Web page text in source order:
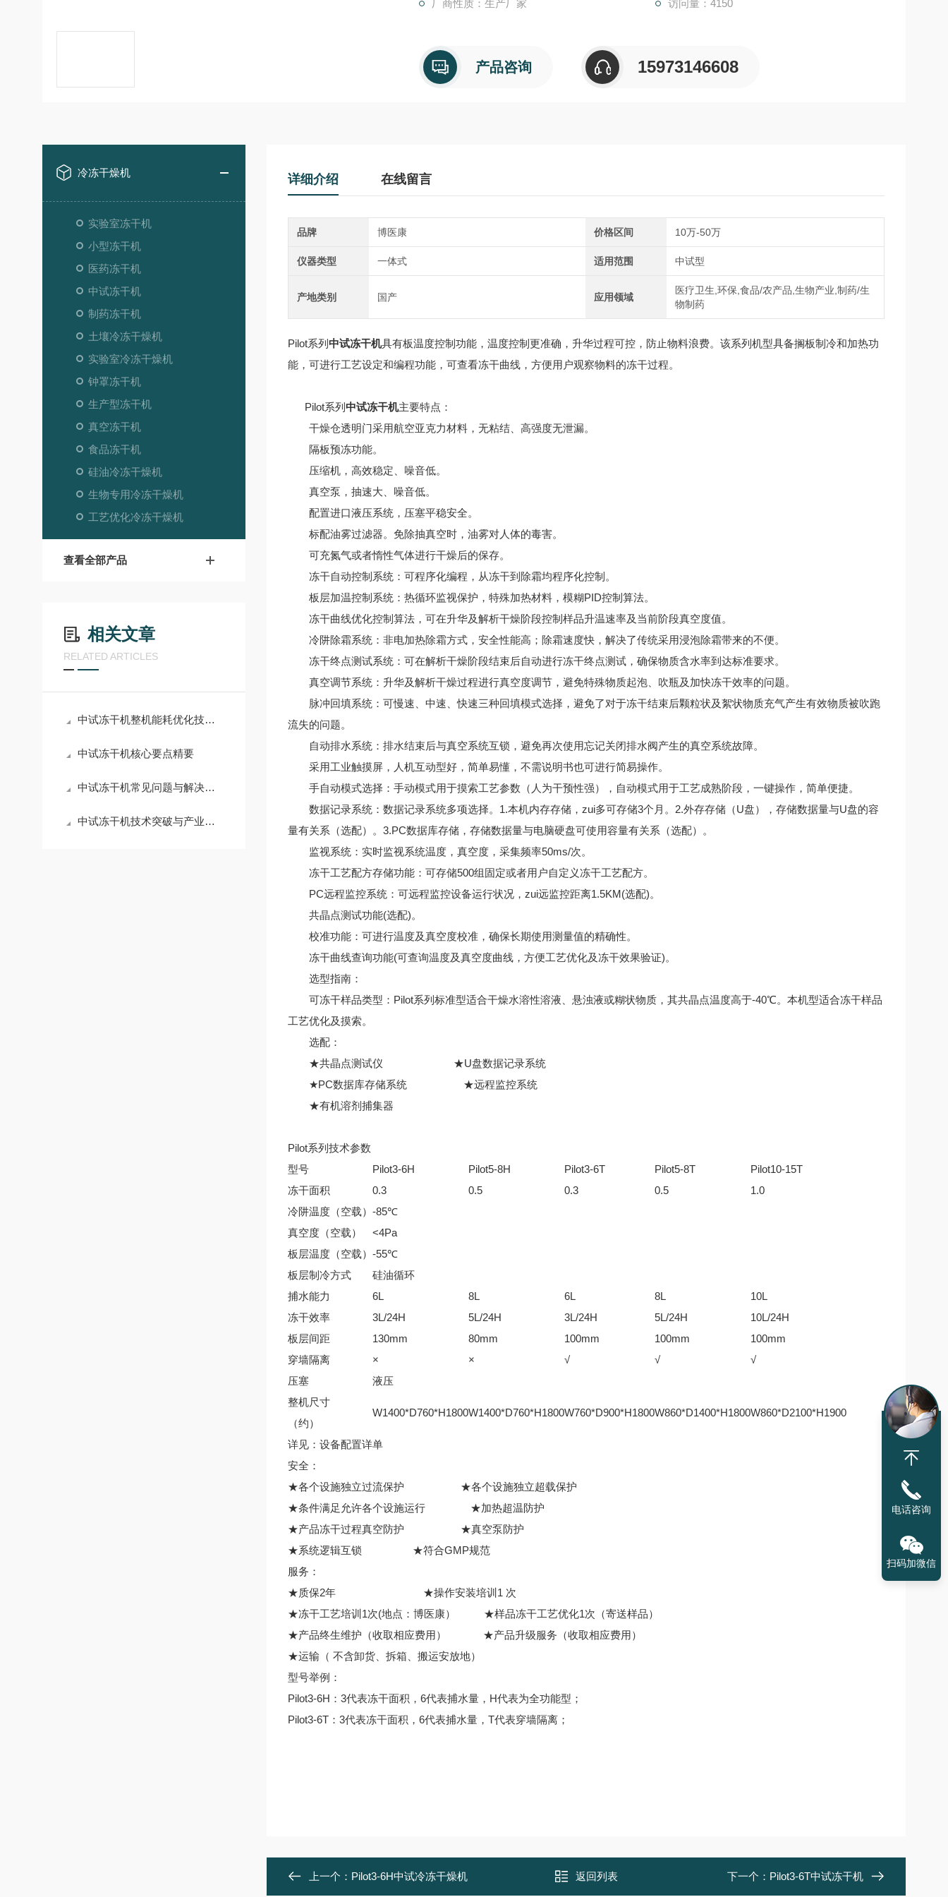
厂商性质：生产厂家 访问量：4150
产品咨询 15973146608
冷冻干燥机
实验室冻干机
小型冻干机
医药冻干机
中试冻干机
制药冻干机
土壤冷冻干燥机
实验室冷冻干燥机
钟罩冻干机
生产型冻干机
真空冻干机
食品冻干机
硅油冷冻干燥机
生物专用冷冻干燥机
工艺优化冷冻干燥机
查看全部产品
相关文章
RELATED ARTICLES
中试冻干机整机能耗优化技术分析
中试冻干机核心要点精要
中试冻干机常见问题与解决方案
中试冻干机技术突破与产业应用新篇章
详细介绍 在线留言
品牌 博医康 价格区间 10万-50万
仪器类型 一体式 适用范围 中试型
产地类别 国产 应用领域
医疗卫生,环保,食品/农产品,生物产业,制药/生
物制药
Pilot系列 中试冻干机具有板温度控制功能，温度控制更准确，升华过程可控，防止物料浪费。该系列机型具备搁板制冷和加热功
能，可进行工艺设定和编程功能，可查看冻干曲线，方便用户观察物料的冻干过程。
Pilot系列 中试冻干机主要特点：
干燥仓透明门采用航空亚克力材料，无粘结、高强度无泄漏。
隔板预冻功能。
压缩机，高效稳定、噪音低。
真空泵，抽速大、噪音低。
配置进口液压系统，压塞平稳安全。
标配油雾过滤器。免除抽真空时，油雾对人体的毒害。
可充氮气或者惰性气体进行干燥后的保存。
冻干自动控制系统：可程序化编程，从冻干到除霜均程序化控制。
板层加温控制系统：热循环监视保护，特殊加热材料，模糊PID控制算法。
冻干曲线优化控制算法，可在升华及解析干燥阶段控制样品升温速率及当前阶段真空度值。
冷阱除霜系统：非电加热除霜方式，安全性能高；除霜速度快，解决了传统采用浸泡除霜带来的不便。
冻干终点测试系统：可在解析干燥阶段结束后自动进行冻干终点测试，确保物质含水率到达标准要求。
真空调节系统：升华及解析干燥过程进行真空度调节，避免特殊物质起泡、吹瓶及加快冻干效率的问题。
脉冲回填系统：可慢速、中速、快速三种回填模式选择，避免了对于冻干结束后颗粒状及絮状物质充气产生有效物质被吹跑
流失的问题。
自动排水系统：排水结束后与真空系统互锁，避免再次使用忘记关闭排水阀产生的真空系统故障。
采用工业触摸屏，人机互动型好，简单易懂，不需说明书也可进行简易操作。
手自动模式选择：手动模式用于摸索工艺参数（人为干预性强），自动模式用于工艺成熟阶段，一键操作，简单便捷。
数据记录系统：数据记录系统多项选择。1.本机内存存储，zui多可存储3个月。2.外存存储（U盘），存储数据量与U盘的容
量有关系（选配）。3.PC数据库存储，存储数据量与电脑硬盘可使用容量有关系（选配）。
监视系统：实时监视系统温度，真空度，采集频率50ms/次。
冻干工艺配方存储功能：可存储500组固定或者用户自定义冻干工艺配方。
PC远程监控系统：可远程监控设备运行状况，zui远监控距离1.5KM(选配)。
共晶点测试功能(选配)。
校准功能：可进行温度及真空度校准，确保长期使用测量值的精确性。
冻干曲线查询功能(可查询温度及真空度曲线，方便工艺优化及冻干效果验证)。
选型指南：
可冻干样品类型：Pilot系列标准型适合干燥水溶性溶液、悬浊液或糊状物质，其共晶点温度高于-40℃。本机型适合冻干样品
工艺优化及摸索。
选配：
★共晶点测试仪 ★U盘数据记录系统
★PC数据库存储系统 ★远程监控系统
★有机溶剂捕集器
Pilot系列技术参数
型号
Pilot3-6H Pilot5-8H Pilot3-6T Pilot5-8T
Pilot10-15T
冻干面积
0.3 0.5 0.3 0.5
1.0
冷阱温度（空载） -85℃
真空度（空载）
<4Pa
板层温度（空载） -55℃
板层制冷方式
硅油循环
捕水能力
6L 8L 6L 8L
10L
冻干效率
3L/24H 5L/24H 3L/24H 5L/24H
10L/24H
板层间距
130mm 80mm 100mm 100mm
100mm
穿墙隔离
× × √ √
√
压塞
液压
整机尺寸
（约）
W1400*D760*H1800W1400*D760*H1800W760*D900*H1800W860*D1400*H1800W860*D2100*H1900
详见：设备配置详单
安全：
★各个设施独立过流保护 ★各个设施独立超载保护
★条件满足允许各个设施运行 ★加热超温防护
★产品冻干过程真空防护 ★真空泵防护
★系统逻辑互锁 ★符合GMP规范
服务：
★质保2年 ★操作安装培训1 次
★冻干工艺培训1次(地点：博医康） ★样品冻干工艺优化1次（寄送样品）
★产品终生维护（收取相应费用） ★产品升级服务（收取相应费用）
★运输（ 不含卸货、拆箱、搬运安放地）
型号举例：
Pilot3-6H：3代表冻干面积，6代表捕水量，H代表为全功能型；
Pilot3-6T：3代表冻干面积，6代表捕水量，T代表穿墙隔离；
上一个： Pilot3-6H中试冷冻干燥机 返回列表 下一个： Pilot3-6T中试冻干机
电话咨询
扫码加微信